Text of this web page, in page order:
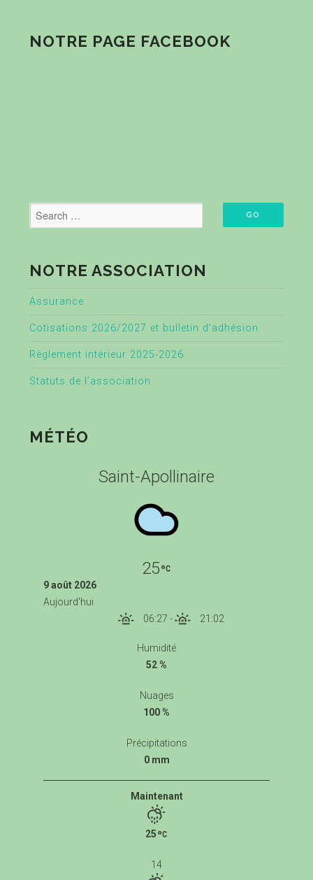
NOTRE PAGE FACEBOOK
NOTRE ASSOCIATION
Assurance
Cotisations 2026/2027 et bulletin d’adhésion
Règlement intérieur 2025-2026
Statuts de l’association
MÉTÉO
Saint-Apollinaire
25
9 août 2026
Aujourd'hui
06:27 - 21:02
Humidité
52 %
Nuages
100 %
Précipitations
0 mm
Maintenant
25
14